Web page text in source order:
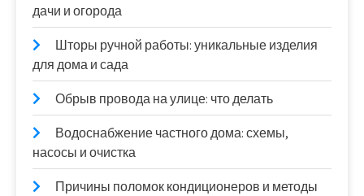
дачи и огорода
Шторы ручной работы: уникальные изделия
для дома и сада
Обрыв провода на улице: что делать
Водоснабжение частного дома: схемы,
насосы и очистка
Причины поломок кондиционеров и методы